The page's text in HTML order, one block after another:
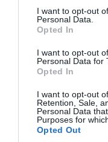
consent section.
I want to opt-out
Personal Data.
Opted In
I want to opt-out
Personal Data for
Opted In
I want to opt-out
Retention, Sale,
Personal Data
Purposes for
Opted Out